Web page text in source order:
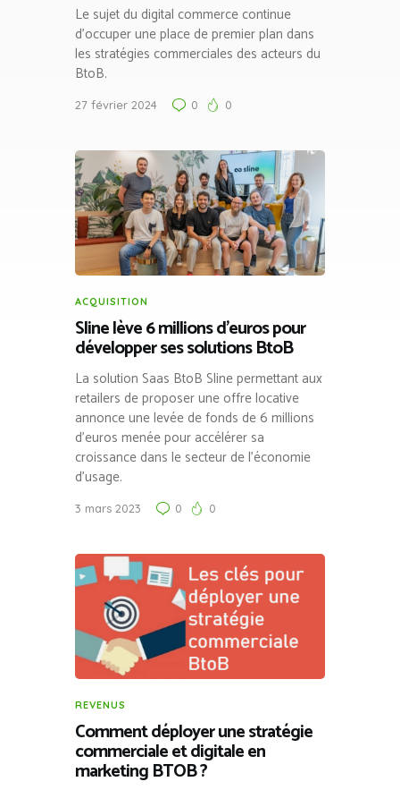
Le sujet du digital commerce continue
d’occuper une place de premier plan dans
les stratégies commerciales des acteurs du
BtoB.
27 février 2024 0 0
ACQUISITION
Sline lève 6 millions d’euros pour
développer ses solutions BtoB
La solution Saas BtoB Sline permettant aux
retailers de proposer une offre locative
annonce une levée de fonds de 6 millions
d’euros menée pour accélérer sa
croissance dans le secteur de l’économie
d’usage.
3 mars 2023 0 0
REVENUS
Comment déployer une stratégie
commerciale et digitale en
marketing BTOB ?